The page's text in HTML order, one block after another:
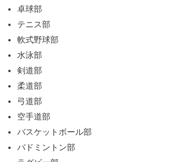
卓球部
テニス部
軟式野球部
水泳部
剣道部
柔道部
弓道部
空手道部
バスケットボール部
バドミントン部